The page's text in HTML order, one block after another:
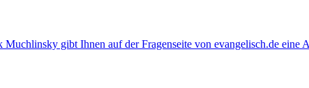
gibt Ihnen auf der Fragenseite von evangelisch.de eine